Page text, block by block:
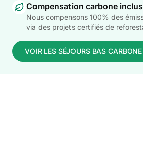
Compensation carbone
Nous compensons 100% des
via des projets certifiés de
VOIR LES SÉJOURS BAS CARBONE